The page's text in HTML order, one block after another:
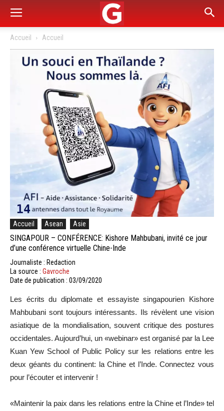
Accueil Accueil
Accueil Asean Asie
SINGAPOUR – CONFÉRENCE: Kishore Mahbubani, invité ce jour
d’une conférence virtuelle Chine-Inde
Journaliste : Redaction
La source : Gavroche
Date de publication : 03/09/2020
Les écrits du diplomate et essayiste singapourien Kishore
Mahbubani sont toujours intéressants. Ils révèlent une vision
asiatique de la mondialisation, souvent critique des postures
occidentales. Aujourd’hui, un «webinar» est organisé par la Lee
Kuan Yew School of Public Policy sur les relations entre les
deux géants du continent: la Chine et l’Inde. Connectez vous
pour l’écouter et intervenir !
«Maintenir la paix dans les relations entre la Chine et l’Inde» tel